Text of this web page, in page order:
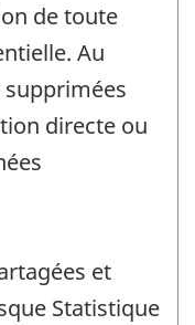
de toute
Au
directe ou
et
Statistique